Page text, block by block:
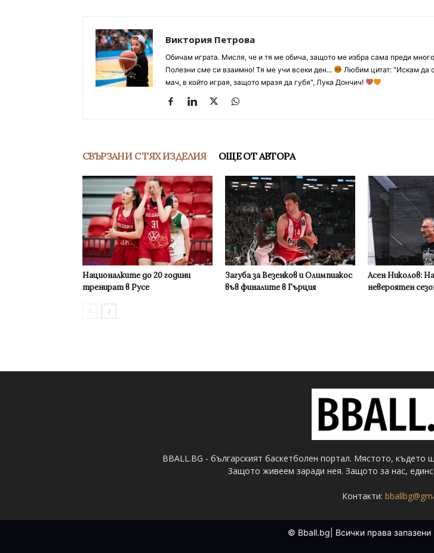
Виктория Петрова
Обичам играта. Мисля, че и тя ме обича, защото ме избра сама преди
Полезни сме си взаимно! Тя ме учи всеки ден...
Любим цитат: "Искам да
мач, в който играя, защото мразя да губя", Лука Дончич!
СВЪРЗАНИ С ТЯХ ИЗДЕЛИЯ ОЩЕ ОТ АВТОРА
Националките до 20 години
тренират в Русе
Загуба за Везенков и Олимпиакос
във финалите в Гърция
Асен Николов:
невероятен
BBALL.BG - българският баскетболен портал. Мястото,
Защото живеем заради нея. Защото за нас,
Контакти:
© Bball.bg| Всички права запазени